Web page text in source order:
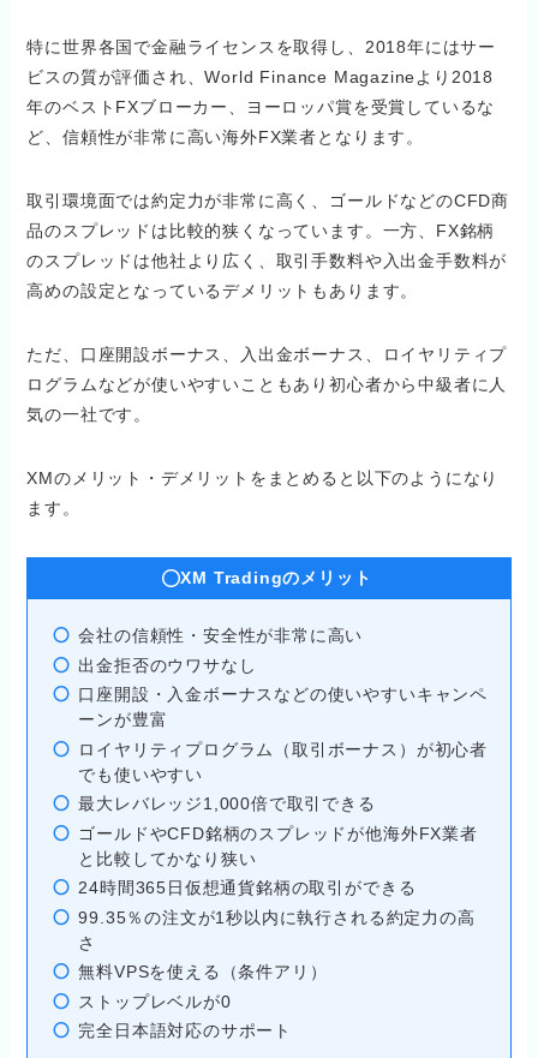
特に世界各国で金融ライセンスを取得し、2018年にはサー
ビスの質が評価され、World Finance Magazineより2018
年のベストFXブローカー、ヨーロッパ賞を受賞しているな
ど、信頼性が非常に高い海外FX業者となります。
取引環境面では約定力が非常に高く、ゴールドなどのCFD商
品のスプレッドは比較的狭くなっています。一方、FX銘柄
のスプレッドは他社より広く、取引手数料や入出金手数料が
高めの設定となっているデメリットもあります。
ただ、口座開設ボーナス、入出金ボーナス、ロイヤリティプ
ログラムなどが使いやすいこともあり初心者から中級者に人
気の一社です。
XMのメリット・デメリットをまとめると以下のようになり
ます。
XM Tradingのメリット
会社の信頼性・安全性が非常に高い
出金拒否のウワサなし
口座開設・入金ボーナスなどの使いやすいキャンペ
ーンが豊富
ロイヤリティプログラム（取引ボーナス）が初心者
でも使いやすい
最大レバレッジ1,000倍で取引できる
ゴールドやCFD銘柄のスプレッドが他海外FX業者
と比較してかなり狭い
24時間365日仮想通貨銘柄の取引ができる
99.35％の注文が1秒以内に執行される約定力の高
さ
無料VPSを使える（条件アリ）
ストップレベルが0
完全日本語対応のサポート